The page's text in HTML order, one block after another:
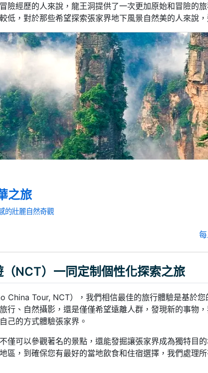
險經歷的人來說，龍王洞提供了一次更加原始和冒險的
低，對於那些希望探索張家界地下風景自然美的人來說
之旅
的壯麗自然奇觀
NCT）一同定制個性化探索之旅
China Tour, NCT），我們相信最佳的旅行體驗是基於您
行、自然攝影，還是僅僅希望遠離人群，發現新的事物
己的方式體驗張家界。
僅可以參觀著名的景點，還能發掘讓張家界成為獨特目
區，到確保您有最好的當地飲食和住宿選擇，我們處理